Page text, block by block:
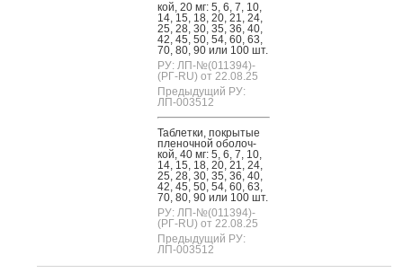
кой, 20 мг: 5, 6, 7, 10,
14, 15, 18, 20, 21, 24,
25, 28, 30, 35, 36, 40,
42, 45, 50, 54, 60, 63,
70, 80, 90 или 100 шт.
РУ: ЛП-№(011394)-
(РГ-RU) от 22.08.25
Предыдущий РУ:
ЛП-003512
Таб­летки, пок­ры­тые
пле­ноч­ной обо­лоч­
кой, 40 мг: 5, 6, 7, 10,
14, 15, 18, 20, 21, 24,
25, 28, 30, 35, 36, 40,
42, 45, 50, 54, 60, 63,
70, 80, 90 или 100 шт.
РУ: ЛП-№(011394)-
(РГ-RU) от 22.08.25
Предыдущий РУ:
ЛП-003512